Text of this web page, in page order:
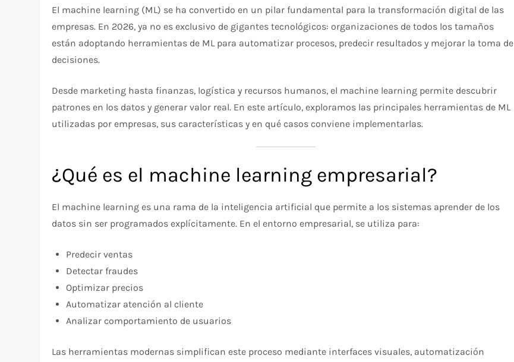
El machine learning (ML) se ha convertido en un pilar fundamental para la transformación digital de las
empresas. En 2026, ya no es exclusivo de gigantes tecnológicos: organizaciones de todos los tamaños
están adoptando herramientas de ML para automatizar procesos, predecir resultados y mejorar la toma de
decisiones.
Desde marketing hasta finanzas, logística y recursos humanos, el machine learning permite descubrir
patrones en los datos y generar valor real. En este artículo, exploramos las principales herramientas de ML
utilizadas por empresas, sus características y en qué casos conviene implementarlas.
¿Qué es el machine learning empresarial?
El machine learning es una rama de la inteligencia artificial que permite a los sistemas aprender de los
datos sin ser programados explícitamente. En el entorno empresarial, se utiliza para:
Predecir ventas
Detectar fraudes
Optimizar precios
Automatizar atención al cliente
Analizar comportamiento de usuarios
Las herramientas modernas simplifican este proceso mediante interfaces visuales, automatización